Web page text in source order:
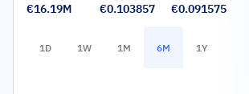
€16.19M €0.103857 €0.091575
1D 1W 1M 6M 1Y